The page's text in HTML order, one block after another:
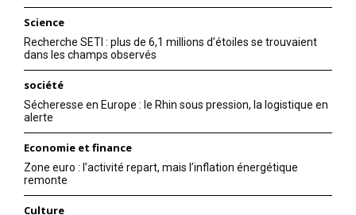
Science
Recherche SETI : plus de 6,1 millions d’étoiles se trouvaient
dans les champs observés
société
Sécheresse en Europe : le Rhin sous pression, la logistique en
alerte
Economie et finance
Zone euro : l’activité repart, mais l’inflation énergétique
remonte
Culture